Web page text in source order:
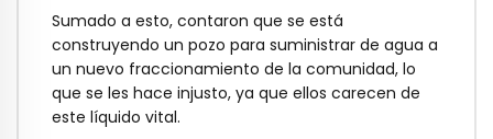
Sumado a esto, contaron que se está
construyendo un pozo para suministrar de agua a
un nuevo fraccionamiento de la comunidad, lo
que se les hace injusto, ya que ellos carecen de
este líquido vital.